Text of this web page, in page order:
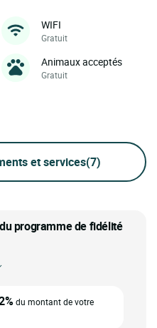
WIFI
Gratuit
Animaux acceptés
Gratuit
et services(7)
programme de fidélité
du montant de votre